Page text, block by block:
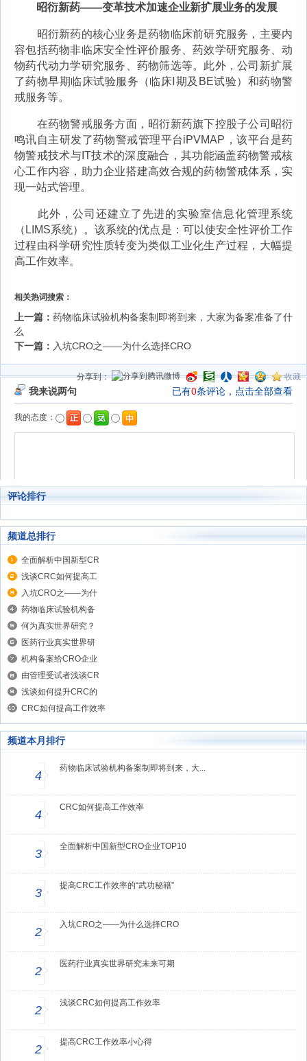
昭衍新药——变革技术加速企业新扩展业务的发展
昭衍新药的核心业务是药物临床前研究服务，主要内
容包括药物非临床安全性评价服务、药效学研究服务、动
物药代动力学研究服务、药物筛选等。此外，公司新扩展
了药物早期临床试验服务（临床Ⅰ期及BE试验）和药物警
戒服务等。
在药物警戒服务方面，昭衍新药旗下控股子公司昭衍
鸣讯自主研发了药物警戒管理平台iPVMAP，该平台是药
物警戒技术与IT技术的深度融合，其功能涵盖药物警戒核
心工作内容，助力企业搭建高效合规的药物警戒体系，实
现一站式管理。
此外，公司还建立了先进的实验室信息化管理系统
（LIMS系统）。该系统的优点是：可以使安全性评价工作
过程由科学研究性质转变为类似工业化生产过程，大幅提
高工作效率。
相关热词搜索：
上一篇： 药物临床试验机构备案制即将到来，大家为备案准备了什
么
下一篇： 入坑CRO之——为什么选择CRO
分享到： 收藏
评论排行
频道总排行
全面解析中国新型CR
浅谈CRC如何提高工
入坑CRO之——为什
药物临床试验机构备
何为真实世界研究？
医药行业真实世界研
机构备案给CRO企业
由管理受试者浅谈CR
浅谈如何提升CRC的
CRC如何提高工作效率
频道本月排行
4
药物临床试验机构备案制即将到来，大...
4
CRC如何提高工作效率
3
全面解析中国新型CRO企业TOP10
3
提高CRC工作效率的“武功秘籍”
2
入坑CRO之——为什么选择CRO
2
医药行业真实世界研究未来可期
2
浅谈CRC如何提高工作效率
2
提高CRC工作效率小心得